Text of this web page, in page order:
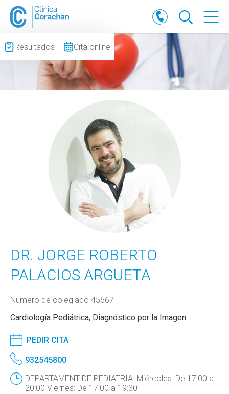
Resultados Cita online
DR. JORGE ROBERTO
PALACIOS ARGUETA
Número de colegiado 45667
Cardiología Pediátrica, Diagnóstico por la Imagen
PEDIR CITA
932545800
DEPARTAMENT DE PEDIATRIA: Miércoles: De 17:00 a
20:00 Viernes: De 17:00 a 19:30